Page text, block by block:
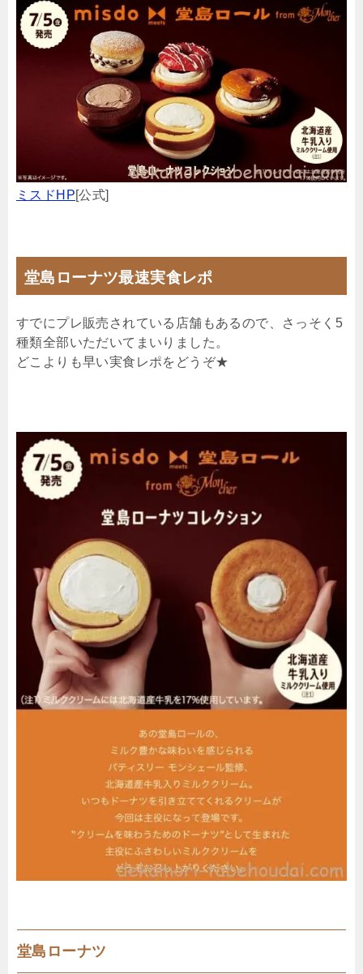
ミスドHP[公式]
堂島ローナツ最速実食レポ
すでにプレ販売されている店舗もあるので、さっそく5
種類全部いただいてまいりました。
どこよりも早い実食レポをどうぞ★
堂島ローナツ